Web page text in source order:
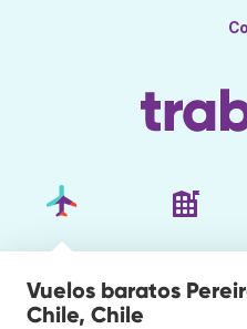
Vuelos baratos
Chile, Chile